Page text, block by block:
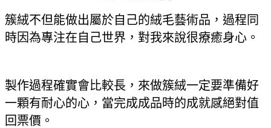
簇絨不但能做出屬於自己的絨毛藝術品，過程同
時因為專注在自己世界，對我來說很療癒身心。
製作過程確實會比較長，來做簇絨一定要準備好
一顆有耐心的心，當完成成品時的成就感絕對值
回票價。